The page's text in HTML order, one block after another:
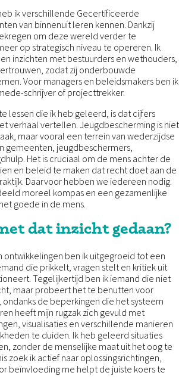
ik verschillende Gecertificeerde
van binnenuit leren kennen. Dankzij
om deze wereld verder te
op strategisch niveau te opereren. Ik
inzichten met bestuurders en wethouders,
zodat zij onderbouwde
Voor managers en beleidsmakers ben ik
schrijver of projecttrekker.
lessen die ik heb geleerd, is dat cijfers
verhaal vertellen. Jeugdbescherming is niet
maar vooral een terrein van wederzijdse
gemeenten, jeugdbeschermers,
Het is cruciaal om de mens achter de
en beleid te maken dat recht doet aan de
Daarvoor hebben we iedereen nodig.
moreel kompas en een gezamenlijke
goede in de mens.
dat inzicht gedaan?
ontwikkelingen ben ik uitgegroeid tot een
die prikkelt, vragen stelt en kritiek uit
Tegelijkertijd ben ik iemand die niet
maar probeert het te benutten voor
de beperkingen die het systeem
heeft mijn rugzak zich gevuld met
visualisaties en verschillende manieren
te duiden. Ik heb geleerd situaties
zonder de menselijke maat uit het oog te
zoek ik actief naar oplossingsrichtingen,
beïnvloeding me helpt de juiste koers te